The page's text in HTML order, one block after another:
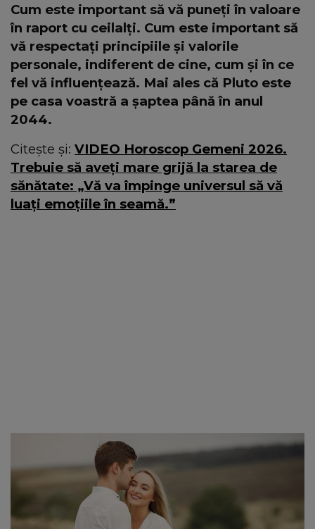
Cum este important să vă puneți în valoare
în raport cu ceilalți. Cum este important să
vă respectați principiile și valorile
personale, indiferent de cine, cum și în ce
fel vă influențează. Mai ales că Pluto este
pe casa voastră a șaptea până în anul
2044.
Citește și: VIDEO Horoscop Gemeni 2026.
Trebuie să aveți mare grijă la starea de
sănătate: „Vă va împinge universul să vă
luați emoțiile în seamă.”